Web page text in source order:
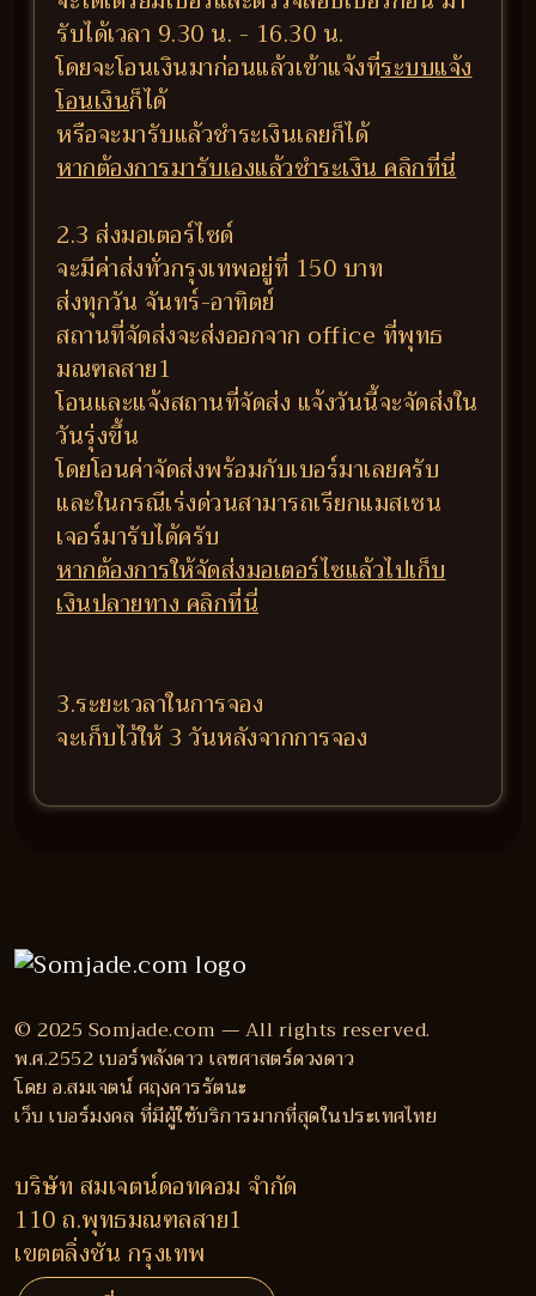
รับได้เวลา 9.30 น. - 16.30 น.
โดยจะโอนเงินมาก่อนแล้วเข้าแจ้งที่ระบบแจ้ง
โอนเงินก็ได้
หรือจะมารับแล้วชำระเงินเลยก็ได้
หากต้องการมารับเองแล้วชำระเงิน คลิกที่นี่
2.3 ส่งมอเตอร์ไซด์
จะมีค่าส่งทั่วกรุงเทพอยู่ที่ 150 บาท
ส่งทุกวัน จันทร์-อาทิตย์
สถานที่จัดส่งจะส่งออกจาก office ที่พุทธ
มณฑลสาย1
โอนและแจ้งสถานที่จัดส่ง แจ้งวันนี้จะจัดส่งใน
วันรุ่งขึ้น
โดยโอนค่าจัดส่งพร้อมกับเบอร์มาเลยครับ
และในกรณีเร่งด่วนสามารถเรียกแมสเซน
เจอร์มารับได้ครับ
หากต้องการให้จัดส่งมอเตอร์ไซแล้วไปเก็บ
เงินปลายทาง คลิกที่นี่
3.ระยะเวลาในการจอง
จะเก็บไว้ให้ 3 วันหลังจากการจอง
© 2025 Somjade.com — All rights reserved.
พ.ศ.2552 เบอร์พลังดาว เลขศาสตร์ดวงดาว
โดย อ.สมเจตน์ ศฤงคารรัตนะ
เว็บ เบอร์มงคล ที่มีผู้ใช้บริการมากที่สุดในประเทศไทย
บริษัท สมเจตน์ดอทคอม จำกัด
110 ถ.พุทธมณฑลสาย1
เขตตลิ่งชัน กรุงเทพ